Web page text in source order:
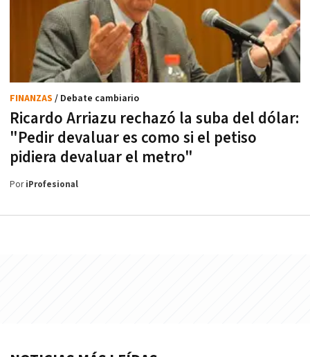
Ricardo Arriazu rechazó la suba del dólar:
"Pedir devaluar es como si el petiso
pidiera devaluar el metro"
FINANZAS / Debate cambiario
PoriProfesional